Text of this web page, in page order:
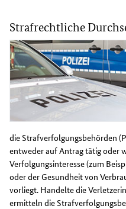
Strafrechtliche
die Strafverfolgungsbehörden
entweder auf Antrag tätig oder
Verfolgungsinteresse (zum
oder der Gesundheit von
vorliegt. Handelte die
ermitteln die